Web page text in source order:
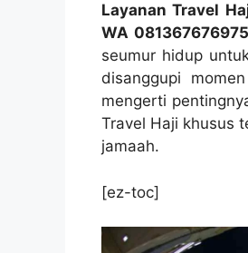
Layanan Travel
WA 081367676975
seumur hidup
disanggupi
mengerti
Travel Haji khusus
jamaah.
[ez-toc]